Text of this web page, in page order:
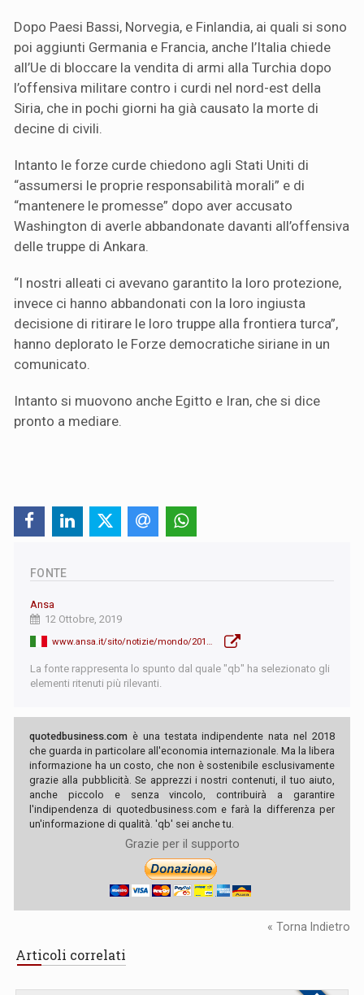
Dopo Paesi Bassi, Norvegia, e Finlandia, ai quali si sono
poi aggiunti Germania e Francia, anche l’Italia chiede
all’Ue di bloccare la vendita di armi alla Turchia dopo
l’offensiva militare contro i curdi nel nord-est della
Siria, che in pochi giorni ha già causato la morte di
decine di civili.
Intanto le forze curde chiedono agli Stati Uniti di
“assumersi le proprie responsabilità morali” e di
“mantenere le promesse” dopo aver accusato
Washington di averle abbandonate davanti all’offensiva
delle truppe di Ankara.
“I nostri alleati ci avevano garantito la loro protezione,
invece ci hanno abbandonati con la loro ingiusta
decisione di ritirare le loro truppe alla frontiera turca”,
hanno deplorato le Forze democratiche siriane in un
comunicato.
Intanto si muovono anche Egitto e Iran, che si dice
pronto a mediare.
FONTE
Ansa
12 Ottobre, 2019
La fonte rappresenta lo spunto dal quale "qb" ha selezionato gli
elementi ritenuti più rilevanti.
quotedbusiness.com è una testata indipendente nata nel 2018
che guarda in particolare all'economia internazionale. Ma la libera
informazione ha un costo, che non è sostenibile esclusivamente
grazie alla pubblicità. Se apprezzi i nostri contenuti, il tuo aiuto,
anche piccolo e senza vincolo, contribuirà a garantire
l'indipendenza di quotedbusiness.com e farà la differenza per
un'informazione di qualità. 'qb' sei anche tu.
Grazie per il supporto
« Torna Indietro
Articoli correlati